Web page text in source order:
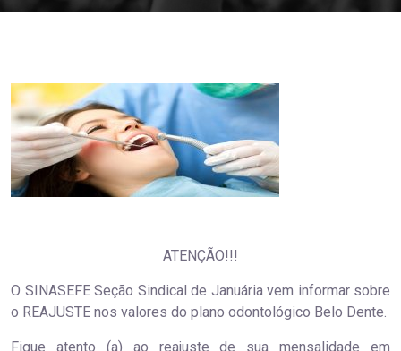
ATENÇÃO!!!
O SINASEFE Seção Sindical de Januária vem informar sobre
o REAJUSTE nos valores do plano odontológico Belo Dente.
Fique atento (a) ao reajuste de sua mensalidade em